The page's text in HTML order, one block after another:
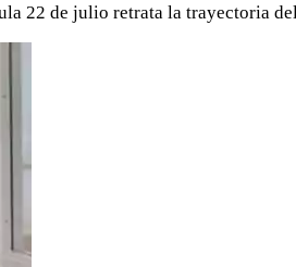
22 de julio retrata la trayectoria